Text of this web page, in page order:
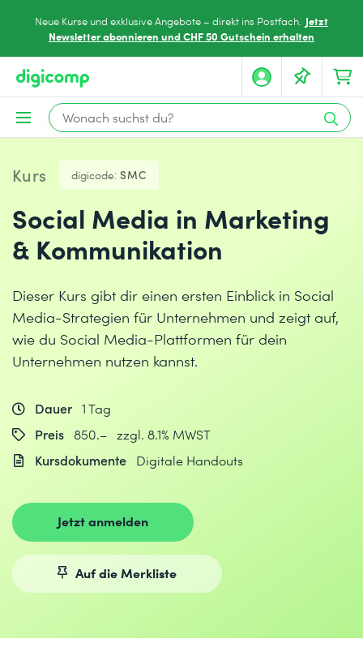
Neue Kurse und exklusive Angebote – direkt ins Postfach. Jetzt
Newsletter abonnieren und CHF 50 Gutschein erhalten
Kurs digicode: SMC
Social Media in Marketing
& Kommunikation
Dieser Kurs gibt dir einen ersten Einblick in Social
Media-Strategien für Unternehmen und zeigt auf,
wie du Social Media-Plattformen für dein
Unternehmen nutzen kannst.
Dauer 1 Tag
Preis 850.– zzgl. 8.1% MWST
Kursdokumente
Digitale Handouts
Jetzt anmelden
Auf die Merkliste